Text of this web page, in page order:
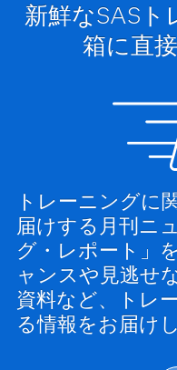
新鮮なSASト
箱に直
トレーニングに
届けする月刊ニ
グ・レポート」
ャンスや見逃せ
資料など、トレ
る情報をお届け